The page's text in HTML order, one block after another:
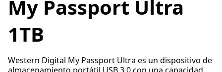
My Passport Ultra
1TB
Western Digital My Passport Ultra es un dispositivo de